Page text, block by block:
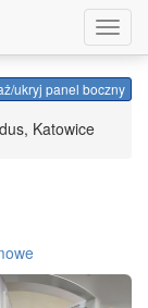
ukryj panel boczny
Katowice